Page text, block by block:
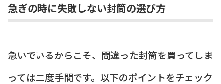
急ぎの時に失敗しない封筒の選び方
急いでいるからこそ、間違った封筒を買ってしま
っては二度手間です。以下のポイントをチェック